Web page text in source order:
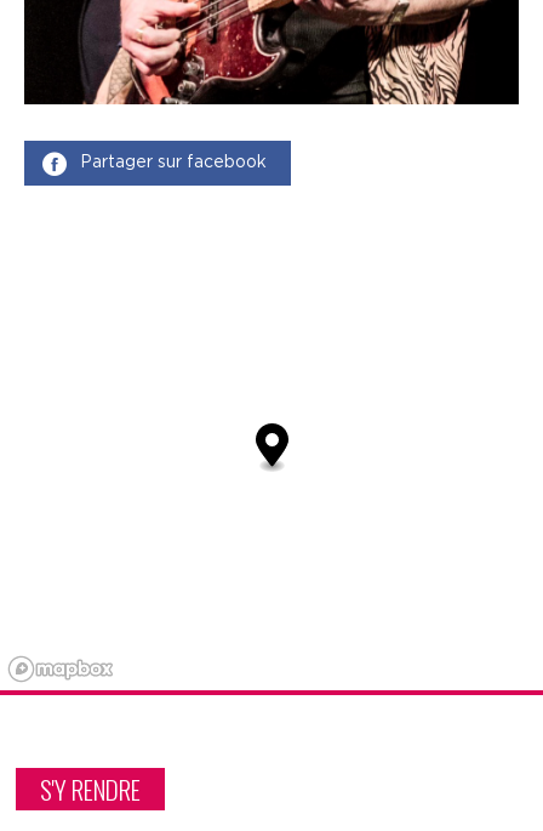
Partager sur facebook
S'Y RENDRE